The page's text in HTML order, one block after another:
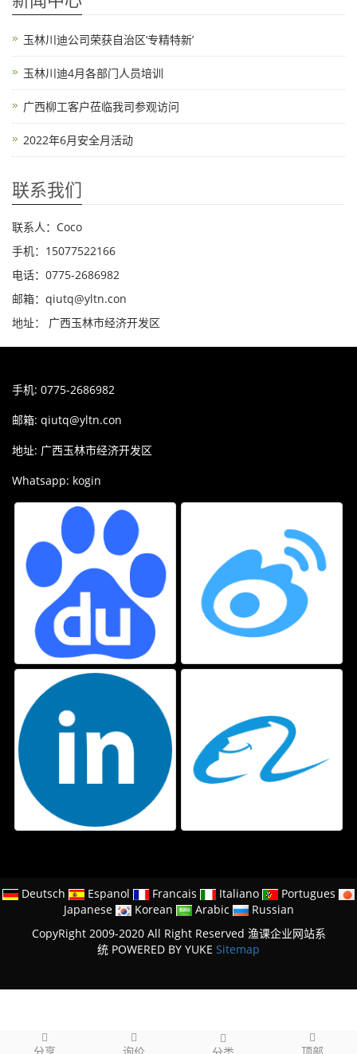
玉林川迪公司荣获自治区‘专精特新’
玉林川迪4月各部门人员培训
广西柳工客户莅临我司参观访问
2022年6月安全月活动
联系我们
联系人：Coco
手机：15077522166
电话：0775-2686982
邮箱：qiutq@yltn.con
地址： 广西玉林市经济开发区
手机: 0775-2686982
邮箱: qiutq@yltn.con
地址: 广西玉林市经济开发区
Whatsapp: kogin
Deutsch Espanol Francais Italiano
Portugues
Japanese
Korean Arabic
Russian
CopyRight 2009-2020 All Right Reserved 渔课企业网站系
统 POWERED BY YUKE Sitemap